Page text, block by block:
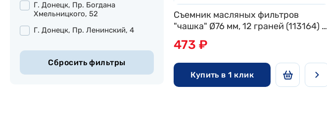
Г. Донецк, Пр. Богдана
Хмельницкого, 52
Г. Донецк, Пр. Ленинский, 4
Съемник масляных фильтров
"чашка" Ø76 мм, 12 граней (113164) ()
ДТ
473 ₽
Купить в 1 клик